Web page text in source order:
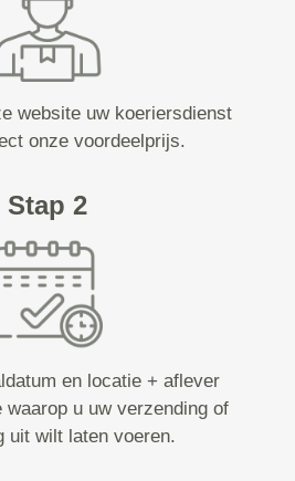
website uw koeriersdienst
onze voordeelprijs.
Stap 2
en locatie + aflever
waarop u uw verzending of
uit wilt laten voeren.